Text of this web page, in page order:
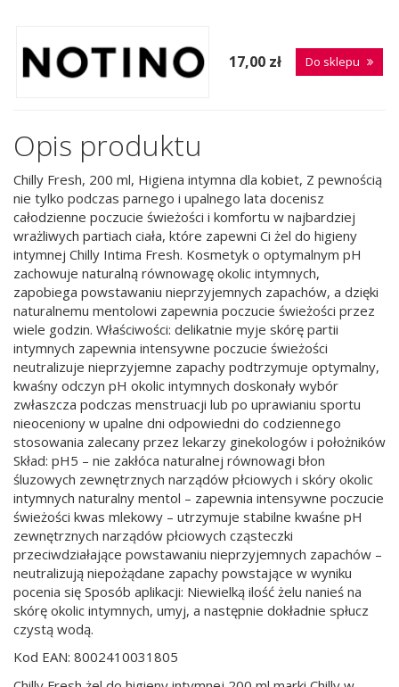
17,00 zł Do sklepu
Opis produktu
Chilly Fresh, 200 ml, Higiena intymna dla kobiet, Z pewnością
nie tylko podczas parnego i upalnego lata docenisz
całodzienne poczucie świeżości i komfortu w najbardziej
wrażliwych partiach ciała, które zapewni Ci żel do higieny
intymnej Chilly Intima Fresh. Kosmetyk o optymalnym pH
zachowuje naturalną równowagę okolic intymnych,
zapobiega powstawaniu nieprzyjemnych zapachów, a dzięki
naturalnemu mentolowi zapewnia poczucie świeżości przez
wiele godzin. Właściwości: delikatnie myje skórę partii
intymnych zapewnia intensywne poczucie świeżości
neutralizuje nieprzyjemne zapachy podtrzymuje optymalny,
kwaśny odczyn pH okolic intymnych doskonały wybór
zwłaszcza podczas menstruacji lub po uprawianiu sportu
nieoceniony w upalne dni odpowiedni do codziennego
stosowania zalecany przez lekarzy ginekologów i położników
Skład: pH5 – nie zakłóca naturalnej równowagi błon
śluzowych zewnętrznych narządów płciowych i skóry okolic
intymnych naturalny mentol – zapewnia intensywne poczucie
świeżości kwas mlekowy – utrzymuje stabilne kwaśne pH
zewnętrznych narządów płciowych cząsteczki
przeciwdziałające powstawaniu nieprzyjemnych zapachów –
neutralizują niepożądane zapachy powstające w wyniku
pocenia się Sposób aplikacji: Niewielką ilość żelu nanieś na
skórę okolic intymnych, umyj, a następnie dokładnie spłucz
czystą wodą.
Kod EAN: 8002410031805